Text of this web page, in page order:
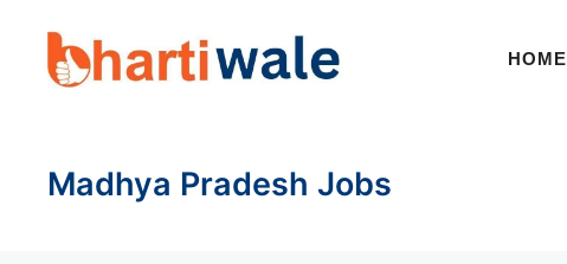
content
HOME
Madhya Pradesh Jobs